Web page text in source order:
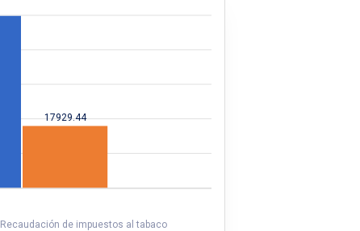
Recaudación de impuestos al tabaco
17929.44